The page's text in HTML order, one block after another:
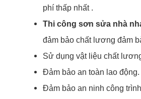
phí thấp nhất .
Thi công sơn sửa nhà
đảm bảo chất lương đảm
Sử dụng vật liệu chất
Đảm bảo an toàn lao động.
Đảm bảo an ninh công